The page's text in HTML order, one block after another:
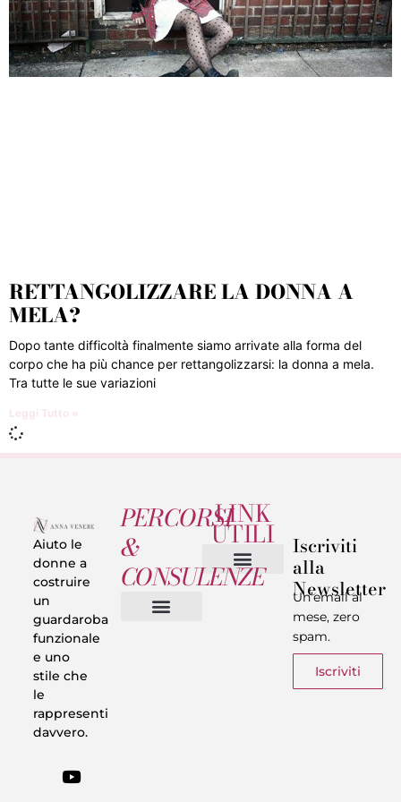
RETTANGOLIZZARE LA DONNA A
MELA?
Dopo tante difficoltà finalmente siamo arrivate alla forma del
corpo che ha più chance per rettangolizzarsi: la donna a mela.
Tra tutte le sue variazioni
Leggi Tutto »
Aiuto le
donne a
costruire
un
guardaroba
funzionale
e uno
stile che
le
rappresenti
davvero.
PERCORSI
&
CONSULENZE
LINK
UTILI Iscriviti
alla
Newsletter
Un’email al
mese, zero
spam.
Iscriviti